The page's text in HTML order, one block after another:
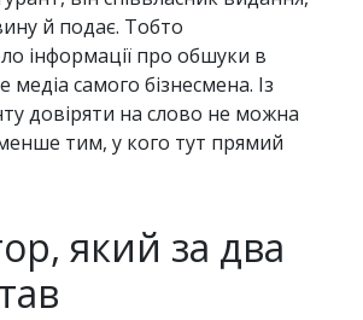
й подає. Тобто
інформації про обшуки в
медіа самого бізнесмена. Із
довіряти на слово не можна
тим, у кого тут прямий
який за два